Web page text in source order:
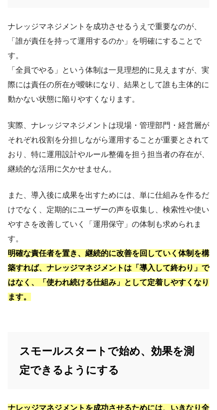
ナレッジマネジメントを成功させるうえで重要なのが、
「誰が責任を持って運用するのか」を明確にすることで
す。
「全員でやる」という体制は一見理想的に見えますが、実
際には責任の所在が曖昧になり、結果として誰も主体的に
動かない状態に陥りやすくなります。
実際、ナレッジマネジメントは現場・管理部門・経営層が
それぞれ役割を分担しながら運用することが重要とされて
おり、特に運用設計やルール整備を担う担当者の存在が、
継続的な活用に欠かせません。
また、導入後に成果を出すためには、単に仕組みを作るだ
けでなく、定期的にユーザーの声を収集し、検索性や使い
やすさを改善していく「運用保守」の体制も求められま
す。
明確な責任者を置き、継続的に改善を回していく体制を構
築すれば、ナレッジマネジメントは「導入して終わり」で
はなく、「使われ続ける仕組み」として定着しやすくなり
ます。
スモールスタートで始め、効果を測
定できるようにする
ナレッジマネジメントを成功させるためには、いきなり全